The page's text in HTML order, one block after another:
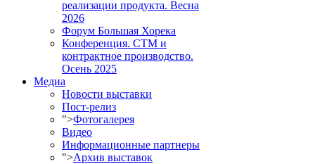
реализации продукта. Весна
2026
Форум Большая Хорека
Конференция. СТМ и
контрактное производство.
Осень 2025
Медиа
Новости выставки
Пост-релиз
">Фотогалерея
Видео
Информационные партнеры
">Архив выставок